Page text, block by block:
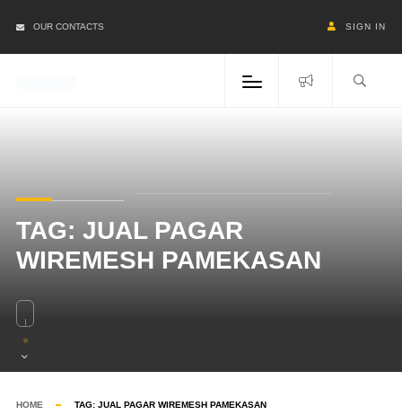
OUR CONTACTS SIGN IN
TAG: JUAL PAGAR
WIREMESH PAMEKASAN
HOME TAG: JUAL PAGAR WIREMESH PAMEKASAN